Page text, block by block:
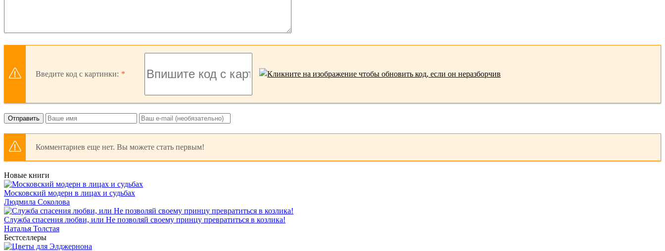
Введите код с картинки:
Отправить
Комментариев еще нет. Вы можете стать первым!
Новые книги
Московский модерн в лицах и судьбах
Людмила Соколова
Служба спасения любви, или Не позволяй своему принцу превратиться в козлика!
Наталья Толстая
Бестселлеры